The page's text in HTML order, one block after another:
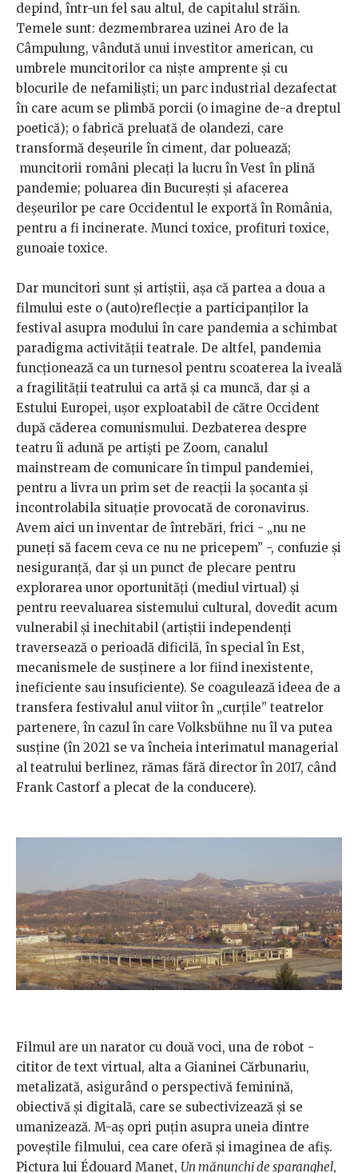
depind, într-un fel sau altul, de capitalul străin.
Temele sunt: dezmembrarea uzinei Aro de la
Câmpulung, vândută unui investitor american, cu
umbrele muncitorilor ca niște amprente și cu
blocurile de nefamiliști; un parc industrial dezafectat
în care acum se plimbă porcii (o imagine de-a dreptul
poetică); o fabrică preluată de olandezi, care
transformă deșeurile în ciment, dar poluează;
muncitorii români plecați la lucru în Vest în plină
pandemie; poluarea din București și afacerea
deșeurilor pe care Occidentul le exportă în România,
pentru a fi incinerate. Munci toxice, profituri toxice,
gunoaie toxice.
Dar muncitori sunt și artiștii, așa că partea a doua a
filmului este o (auto)reflecție a participanților la
festival asupra modului în care pandemia a schimbat
paradigma activității teatrale. De altfel, pandemia
funcționează ca un turnesol pentru scoaterea la iveală
a fragilității teatrului ca artă și ca muncă, dar și a
Estului Europei, ușor exploatabil de către Occident
după căderea comunismului. Dezbaterea despre
teatru îi adună pe artiști pe Zoom, canalul
mainstream de comunicare în timpul pandemiei,
pentru a livra un prim set de reacții la șocanta și
incontrolabila situație provocată de coronavirus.
Avem aici un inventar de întrebări, frici - „nu ne
puneți să facem ceva ce nu ne pricepem” -, confuzie și
nesiguranță, dar și un punct de plecare pentru
explorarea unor oportunități (mediul virtual) și
pentru reevaluarea sistemului cultural, dovedit acum
vulnerabil și inechitabil (artiștii independenți
traversează o perioadă dificilă, în special în Est,
mecanismele de susținere a lor fiind inexistente,
ineficiente sau insuficiente). Se coagulează ideea de a
transfera festivalul anul viitor în „curțile” teatrelor
partenere, în cazul în care Volksbühne nu îl va putea
susține (în 2021 se va încheia interimatul managerial
al teatrului berlinez, rămas fără director în 2017, când
Frank Castorf a plecat de la conducere).
Filmul are un narator cu două voci, una de robot -
cititor de text virtual, alta a Gianinei Cărbunariu,
metalizată, asigurând o perspectivă feminină,
obiectivă și digitală, care se subectivizează și se
umanizează. M-aș opri puțin asupra uneia dintre
poveștile filmului, cea care oferă și imaginea de afiș.
Pictura lui Édouard Manet, Un mănunchi de sparanghel,